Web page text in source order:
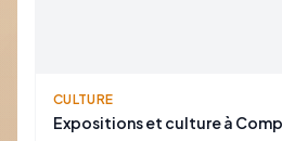
CULTURE
Expositions et culture à